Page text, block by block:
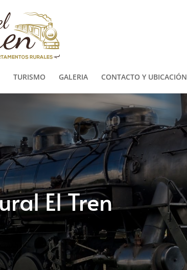
TURISMO GALERIA CONTACTO Y UBICACIÓN
El Tren